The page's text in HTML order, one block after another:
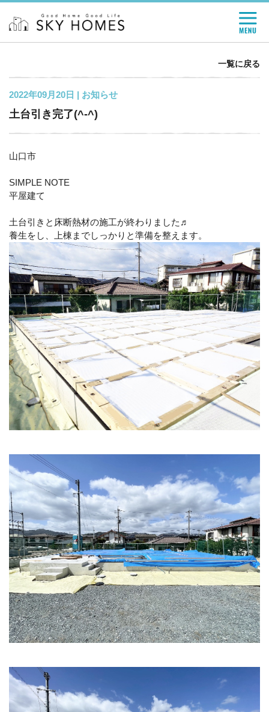
一覧に戻る
2022年09月20日 | お知らせ
土台引き完了(^-^)
山口市
SIMPLE NOTE
平屋建て
土台引きと床断熱材の施工が終わりました♬
養生をし、上棟までしっかりと準備を整えます。